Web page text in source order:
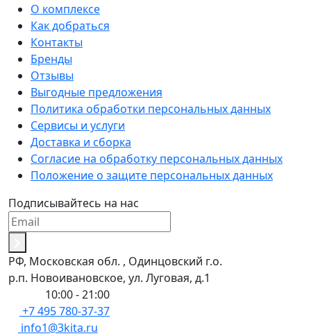
О комплексе
Как добраться
Контакты
Бренды
Отзывы
Выгодные предложения
Политика обработки персональных данных
Сервисы и услуги
Доставка и сборка
Согласие на обработку персональных данных
Положение о защите персональных данных
Подписывайтесь на нас
РФ, Московская обл. , Одинцовский г.о.
р.п. Новоивановское, ул. Луговая, д.1
10:00 - 21:00
+7 495 780-37-37
info1@3kita.ru